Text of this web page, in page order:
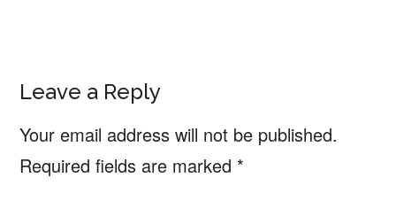
Reader
Interactions
Leave a Reply
Your email address will not be published.
Required fields are marked *